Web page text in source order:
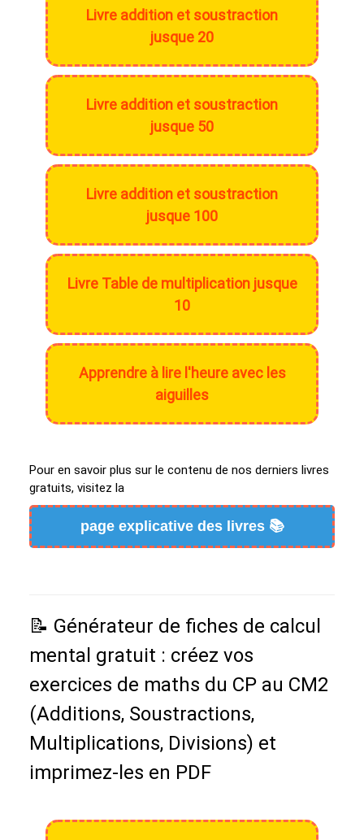
Livre addition et soustraction
jusque 20
Livre addition et soustraction
jusque 50
Livre addition et soustraction
jusque 100
Livre Table de multiplication jusque
10
Apprendre à lire l'heure avec les
aiguilles
Pour en savoir plus sur le contenu de nos derniers livres
gratuits, visitez la
page explicative des livres 📚
📝 Générateur de fiches de calcul
mental gratuit : créez vos
exercices de maths du CP au CM2
(Additions, Soustractions,
Multiplications, Divisions) et
imprimez-les en PDF